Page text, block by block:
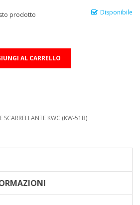
Disponibile
prodotto
AL CARRELLO
SCARRELLANTE KWC (KW-51B)